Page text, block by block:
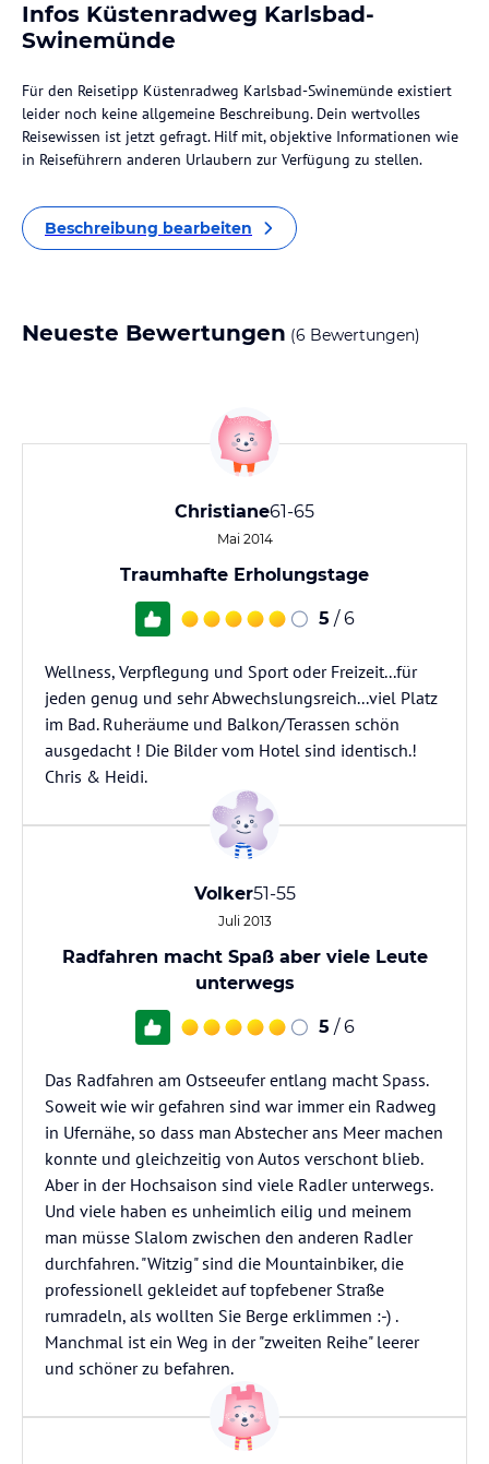
Infos Küstenradweg Karlsbad-
Swinemünde
Für den Reisetipp Küstenradweg Karlsbad-Swinemünde existiert
leider noch keine allgemeine Beschreibung. Dein wertvolles
Reisewissen ist jetzt gefragt. Hilf mit, objektive Informationen wie
in Reiseführern anderen Urlaubern zur Verfügung zu stellen.
Beschreibung bearbeiten
Neueste Bewertungen (6 Bewertungen)
Christiane61-65
Mai 2014
Traumhafte Erholungstage
5 / 6
Wellness, Verpflegung und Sport oder Freizeit...für
jeden genug und sehr Abwechslungsreich...viel Platz
im Bad. Ruheräume und Balkon/Terassen schön
ausgedacht ! Die Bilder vom Hotel sind identisch.!
Chris & Heidi.
Volker51-55
Juli 2013
Radfahren macht Spaß aber viele Leute
unterwegs
5 / 6
Das Radfahren am Ostseeufer entlang macht Spass.
Soweit wie wir gefahren sind war immer ein Radweg
in Ufernähe, so dass man Abstecher ans Meer machen
konnte und gleichzeitig von Autos verschont blieb.
Aber in der Hochsaison sind viele Radler unterwegs.
Und viele haben es unheimlich eilig und meinem
man müsse Slalom zwischen den anderen Radler
durchfahren. "Witzig" sind die Mountainbiker, die
professionell gekleidet auf topfebener Straße
rumradeln, als wollten Sie Berge erklimmen :-) .
Manchmal ist ein Weg in der "zweiten Reihe" leerer
und schöner zu befahren.